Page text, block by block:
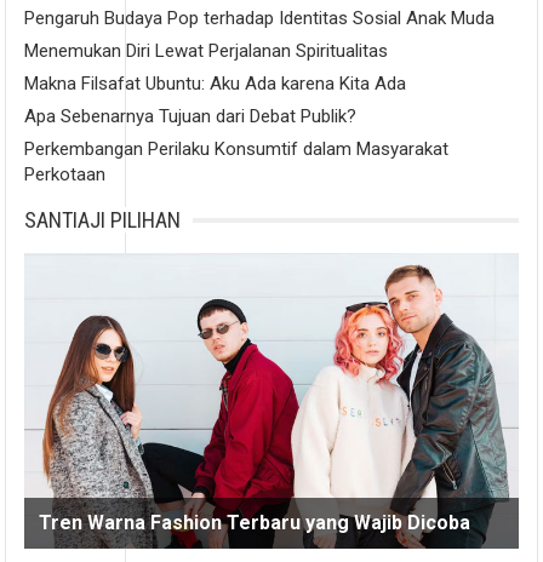
Pengaruh Budaya Pop terhadap Identitas Sosial Anak Muda
Menemukan Diri Lewat Perjalanan Spiritualitas
Makna Filsafat Ubuntu: Aku Ada karena Kita Ada
Apa Sebenarnya Tujuan dari Debat Publik?
Perkembangan Perilaku Konsumtif dalam Masyarakat
Perkotaan
SANTIAJI PILIHAN
Tren Warna Fashion Terbaru yang Wajib Dicoba